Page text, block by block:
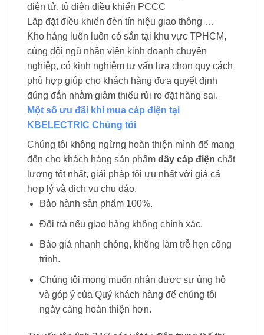
điện tử, tủ điện điều khiển PCCC
Lắp đặt điều khiển đèn tín hiệu giao thông …
Kho hàng luôn luôn có sẵn tại khu vực TPHCM,
cùng đội ngũ nhân viên kinh doanh chuyên
nghiệp, có kinh nghiệm tư vấn lựa chọn quy cách
phù hợp giúp cho khách hàng đưa quyết định
đúng đắn nhằm giảm thiểu rủi ro đặt hàng sai.
Một số ưu đãi khi mua cáp điện tại
KBELECTRIC Chúng tôi
Chúng tôi không ngừng hoàn thiện mình để mang
đến cho khách hàng sản phẩm dây cáp điện chất
lượng tốt nhất, giải pháp tối ưu nhất với giá cả
hợp lý và dịch vụ chu đáo.
Bảo hành sản phẩm 100%.
Đổi trả nếu giao hàng không chính xác.
Báo giá nhanh chóng, không làm trễ hẹn công
trình.
Chúng tôi mong muốn nhận được sự ủng hộ
và góp ý của Quý khách hàng để chúng tôi
ngày càng hoàn thiện hơn.